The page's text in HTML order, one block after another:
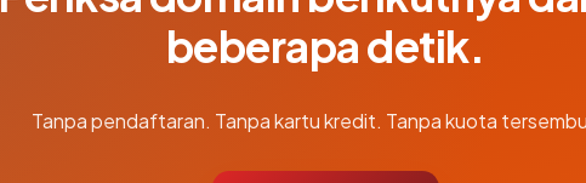
beberapa detik.
Tanpa pendaftaran. Tanpa kartu kredit. Tanpa kuota